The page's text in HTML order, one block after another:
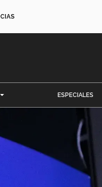
ESPECIALES